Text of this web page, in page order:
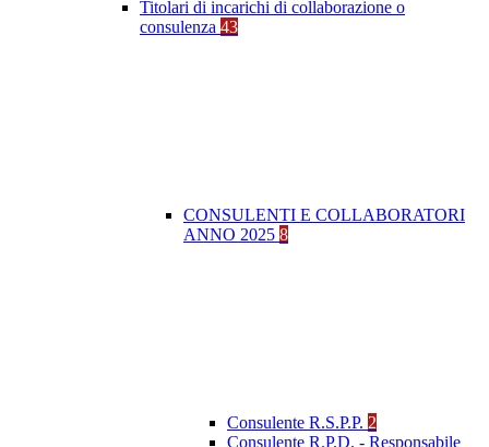
Titolari di incarichi di collaborazione o
consulenza 43
CONSULENTI E COLLABORATORI
ANNO 2025 8
Consulente R.S.P.P. 2
Consulente R.P.D. - Responsabile